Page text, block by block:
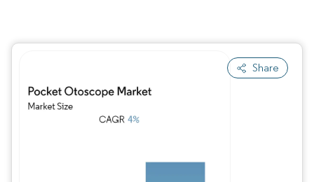
Share